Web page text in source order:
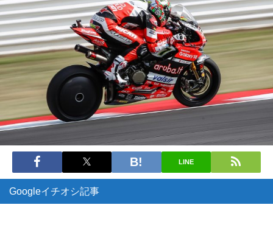
LINE
Googleイチオシ記事